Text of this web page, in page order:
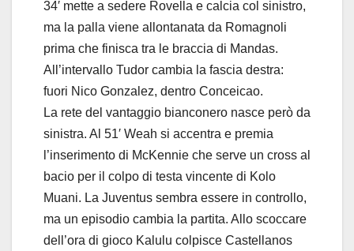
34′ mette a sedere Rovella e calcia col sinistro,
ma la palla viene allontanata da Romagnoli
prima che finisca tra le braccia di Mandas.
All’intervallo Tudor cambia la fascia destra:
fuori Nico Gonzalez, dentro Conceicao.
La rete del vantaggio bianconero nasce però da
sinistra. Al 51′ Weah si accentra e premia
l’inserimento di McKennie che serve un cross al
bacio per il colpo di testa vincente di Kolo
Muani. La Juventus sembra essere in controllo,
ma un episodio cambia la partita. Allo scoccare
dell’ora di gioco Kalulu colpisce Castellanos